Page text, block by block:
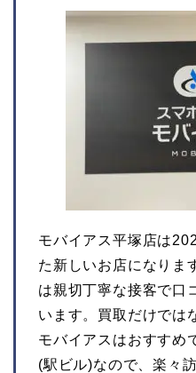
モバイアス平塚店は
た新しいお店になりま
は親切丁寧な接客で口
います。買取だけでは
モバイアスはおすすめ
(駅ビル)なので、楽々